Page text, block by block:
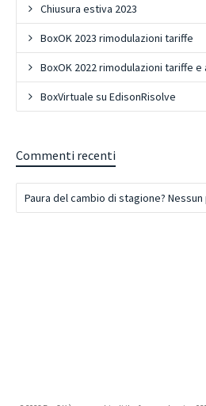
Chiusura estiva 2023
BoxOK 2023 rimodulazioni tariffe
BoxOK 2022 rimodulazioni tariffe
BoxVirtuale su EdisonRisolve
Commenti recenti